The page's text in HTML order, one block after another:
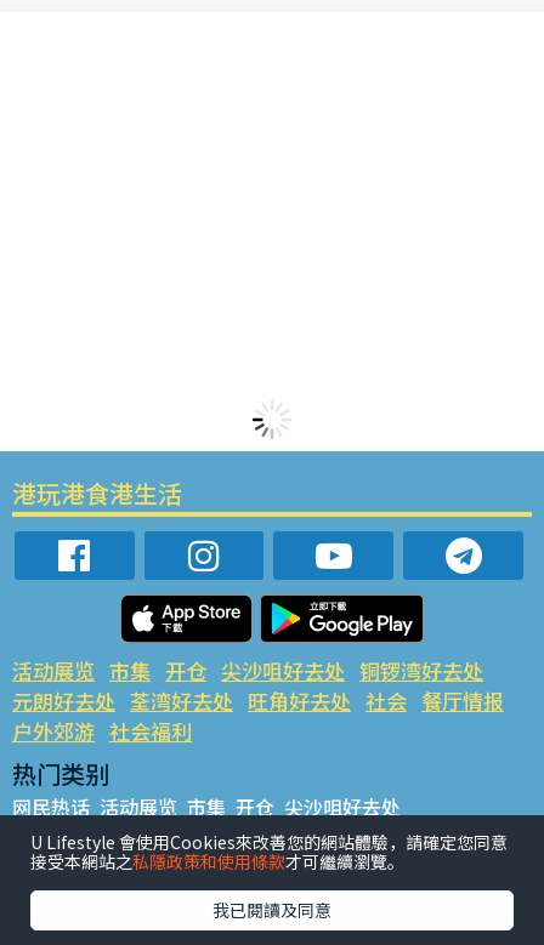
港玩港食港生活
活动展览 市集 开仓 尖沙咀好去处 铜锣湾好去处
元朗好去处 荃湾好去处 旺角好去处 社会 餐厅情报
户外郊游 社会福利
热门类别
网民热话 活动展览 市集 开仓 尖沙咀好去处
铜锣湾好去处 元朗好去处 荃湾好去处 旺角好去处 社会
餐厅情报 户外郊游
热门标签
U Lifestyle 會使用Cookies來改善您的網站體驗，請確定您同意
接受本網站之私隱政策和使用條款才可繼續瀏覽。
我已閱讀及同意